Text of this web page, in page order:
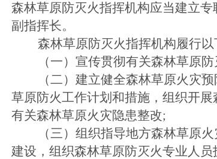
森林草原防灭火指挥机构应当建立
副指挥长。
森林草原防灭火指挥机构履行以
（一）宣传贯彻有关森林草原防
（二）建立健全森林草原火灾预
草原防火工作计划和措施，组织开
有关森林草原火灾隐患整改;
（三）组织指导地方森林草原火
建设，组织森林草原防灭火专业